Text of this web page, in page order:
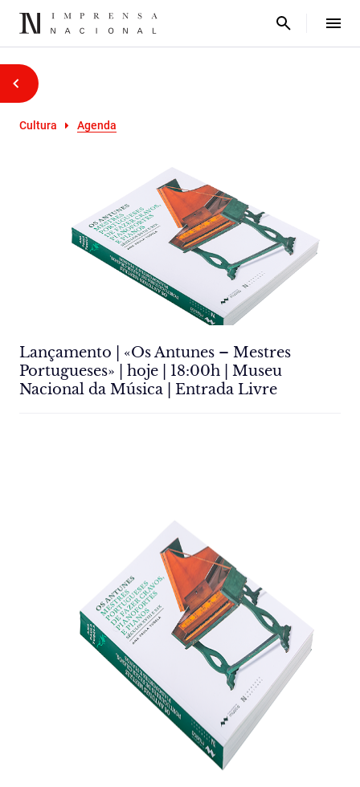
Cultura Agenda
Lançamento | «Os Antunes – Mestres
Portugueses» | hoje | 18:00h | Museu
Nacional da Música | Entrada Livre